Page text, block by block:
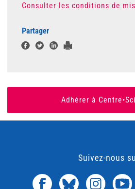
Consulter les conditions de
Partager
Adhérer à
Suivez-nous